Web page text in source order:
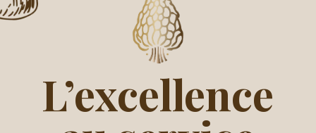
L’excellence